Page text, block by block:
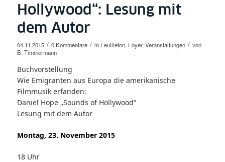
Hollywood“: Lesung mit
dem Autor
04.11.2015 / 0 Kommentare / in Feuilleton, Foyer, Veranstaltungen / von
B. Timmermann
Buchvorstellung
Wie Emigranten aus Europa die amerikanische
Filmmusik erfanden:
Daniel Hope „Sounds of Hollywood“
Lesung mit dem Autor
Montag, 23. November 2015
18 Uhr